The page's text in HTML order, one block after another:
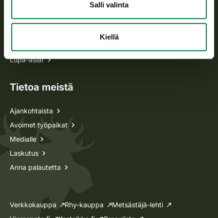
Salli valinta
Kiellä
Lupa-asiat
Tietoa meistä
Ajankohtaista
Avoimet työpaikat
Medialle
Laskutus
Anna palautetta
Verkkokauppa Rhy-kauppa
Metsästäjä-lehti